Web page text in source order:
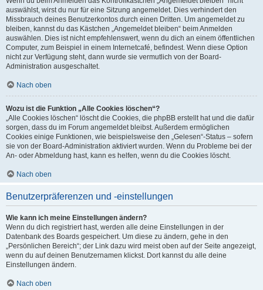
auswählst, wirst du nur für eine Sitzung angemeldet. Dies verhindert den
Missbrauch deines Benutzerkontos durch einen Dritten. Um angemeldet zu
bleiben, kannst du das Kästchen „Angemeldet bleiben“ beim Anmelden
auswählen. Dies ist nicht empfehlenswert, wenn du dich an einem öffentlichen
Computer, zum Beispiel in einem Internetcafé, befindest. Wenn diese Option
nicht zur Verfügung steht, dann wurde sie vermutlich von der Board-
Administration ausgeschaltet.
Nach oben
Wozu ist die Funktion „Alle Cookies löschen“?
„Alle Cookies löschen“ löscht die Cookies, die phpBB erstellt hat und die dafür
sorgen, dass du im Forum angemeldet bleibst. Außerdem ermöglichen
Cookies einige Funktionen, wie beispielsweise den „Gelesen“-Status – sofern
sie von der Board-Administration aktiviert wurden. Wenn du Probleme bei der
An- oder Abmeldung hast, kann es helfen, wenn du die Cookies löscht.
Nach oben
Benutzerpräferenzen und -einstellungen
Wie kann ich meine Einstellungen ändern?
Wenn du dich registriert hast, werden alle deine Einstellungen in der
Datenbank des Boards gespeichert. Um diese zu ändern, gehe in den
„Persönlichen Bereich“; der Link dazu wird meist oben auf der Seite angezeigt,
wenn du auf deinen Benutzernamen klickst. Dort kannst du alle deine
Einstellungen ändern.
Nach oben